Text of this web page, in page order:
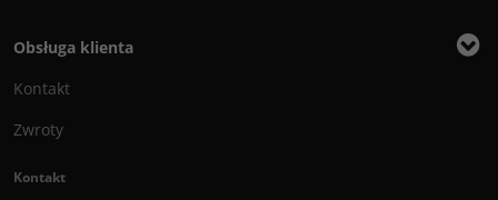
Obsługa klienta
Kontakt
Zwroty
Kontakt